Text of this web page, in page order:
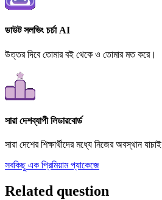
ডাউট সলভিং চর্চা AI
উত্তর দিবে তোমার বই থেকে ও তোমার মত করে।
সারা দেশব্যাপী লিডারবোর্ড
সারা দেশের শিক্ষার্থীদের মধ্যে নিজের অবস্থান যাচাই
সবকিছু এক প্রিমিয়াম প্যাকেজে
Related question